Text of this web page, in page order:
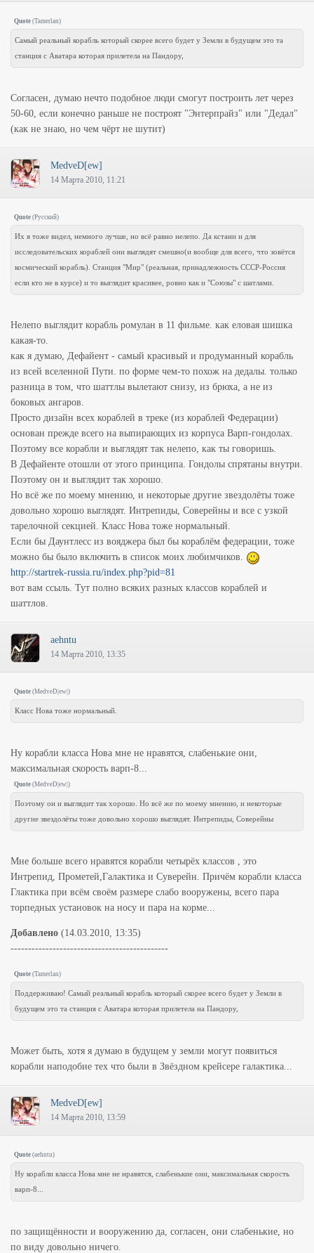
Quote (Tamerlan)
Самый реальный корабль который скорее всего будет у Земли в будущем это та
станция с Аватара которая прилетела на Пандору,
Согласен, думаю нечто подобное люди смогут построить лет через
50-60, если конечно раньше не построят "Энтерпрайз" или "Дедал"
(как не знаю, но чем чёрт не шутит)
MedveD[ew]
14 Марта 2010, 11:21
Quote (Русский)
Их я тоже видел, немного лучше, но всё равно нелепо. Да кстани и для
исследовательских кораблей они выглядят смешно(и вообще для всего, что зовётся
космический корабль). Станция "Мир" (реальная, принадлежность СССР-Россия
если кто не в курсе) и то выглядит красивее, ровно как и "Союзы" с шатлами.
Нелепо выглядит корабль ромулан в 11 фильме. как еловая шишка
какая-то.
как я думаю, Дефайент - самый красивый и продуманный корабль
из всей вселенной Пути. по форме чем-то похож на дедалы. только
разница в том, что шаттлы вылетают снизу, из брюха, а не из
боковых ангаров.
Просто дизайн всех кораблей в треке (из кораблей Федерации)
основан прежде всего на выпирающих из корпуса Варп-гондолах.
Поэтому все корабли и выглядят так нелепо, как ты говоришь.
В Дефайенте отошли от этого принципа. Гондолы спрятаны внутри.
Поэтому он и выглядит так хорошо.
Но всё же по моему мнению, и некоторые другие звездолёты тоже
довольно хорошо выглядят. Интрепиды, Соверейны и все с узкой
тарелочной секцией. Класс Нова тоже нормальный.
Если бы Даунтлесс из вояджера был бы кораблём федерации, тоже
можно бы было включить в список моих любимчиков.
http://startrek-russia.ru/index.php?pid=81
вот вам ссыль. Тут полно всяких разных классов кораблей и
шаттлов.
aehntu
14 Марта 2010, 13:35
Quote (MedveD|ew| )
Класс Нова тоже нормальный.
Ну корабли класса Нова мне не нравятся, слабенькие они,
максимальная скорость варп-8...
Quote (MedveD|ew| )
Поэтому он и выглядит так хорошо. Но всё же по моему мнению, и некоторые
другие звездолёты тоже довольно хорошо выглядят. Интрепиды, Соверейны
Мне больше всего нравятся корабли четырёх классов , это
Интрепид, Прометей,Галактика и Суверейн. Причём корабли класса
Глактика при всём своём размере слабо вооружены, всего пара
торпедных установок на носу и пара на корме...
Добавлено (14.03.2010, 13:35)
---------------------------------------------
Quote (Tamerlan)
Поддерживаю! Самый реальный корабль который скорее всего будет у Земли в
будущем это та станция с Аватара которая прилетела на Пандору,
Может быть, хотя я думаю в будущем у земли могут появиться
корабли наподобие тех что были в Звёздном крейсере галактика...
MedveD[ew]
14 Марта 2010, 13:59
Quote (aehntu)
Ну корабли класса Нова мне не нравятся, слабенькие они, максимальная скорость
варп-8...
по защищённости и вооружению да, согласен, они слабенькие, но
по виду довольно ничего.